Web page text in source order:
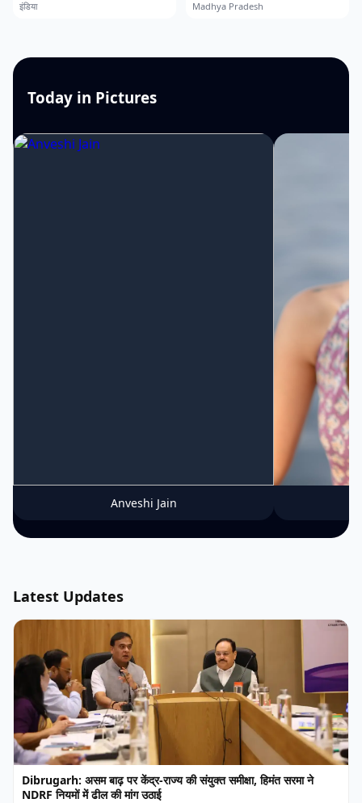
इंडिया Madhya Pradesh
Today in Pictures
Anveshi Jain
Latest Updates
Dibrugarh: असम बाढ़ पर केंद्र-राज्य की संयुक्त समीक्षा, हिमंत सरमा ने
NDRF नियमों में ढील की मांग उठाई